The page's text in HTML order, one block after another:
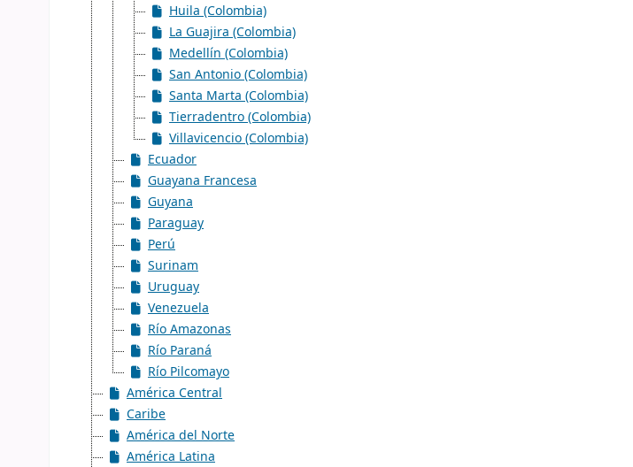
Huila (Colombia)
La Guajira (Colombia)
Medellín (Colombia)
San Antonio (Colombia)
Santa Marta (Colombia)
Tierradentro (Colombia)
Villavicencio (Colombia)
Ecuador
Guayana Francesa
Guyana
Paraguay
Perú
Surinam
Uruguay
Venezuela
Río Amazonas
Río Paraná
Río Pilcomayo
América Central
Caribe
América del Norte
América Latina